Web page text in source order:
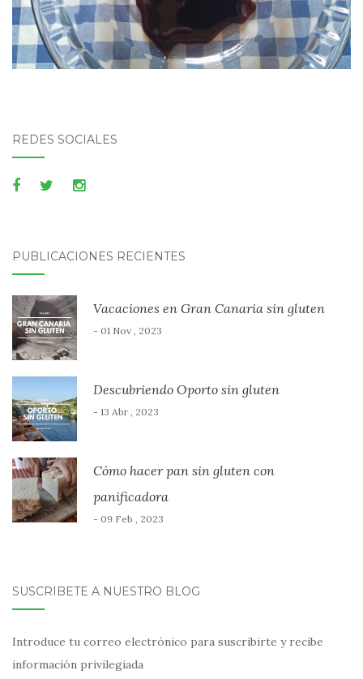
REDES SOCIALES
PUBLICACIONES RECIENTES
Vacaciones en Gran Canaria sin gluten
- 01 Nov , 2023
Descubriendo Oporto sin gluten
- 13 Abr , 2023
Cómo hacer pan sin gluten con
panificadora
- 09 Feb , 2023
SUSCRÍBETE A NUESTRO BLOG
Introduce tu correo electrónico para suscribirte y recibe
información privilegiada